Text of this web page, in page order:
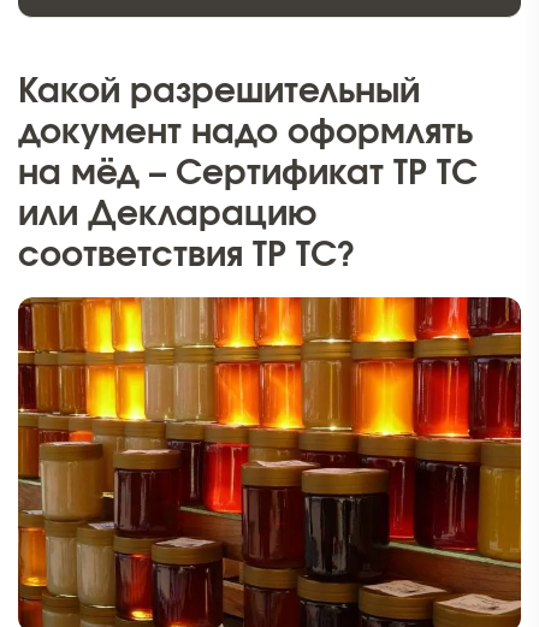
Какой разрешительный
документ надо оформлять
на мёд – Сертификат ТР ТС
или Декларацию
соответствия ТР ТС?